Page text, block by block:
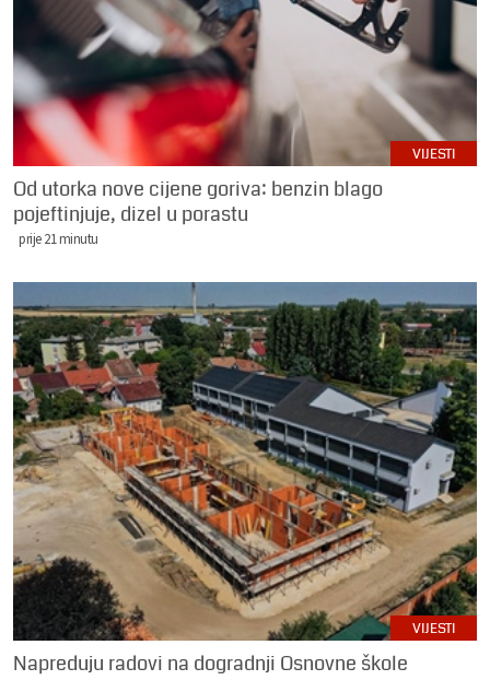
VIJESTI
Od utorka nove cijene goriva: benzin blago
pojeftinjuje, dizel u porastu
prije 21 minutu
VIJESTI
Napreduju radovi na dogradnji Osnovne škole